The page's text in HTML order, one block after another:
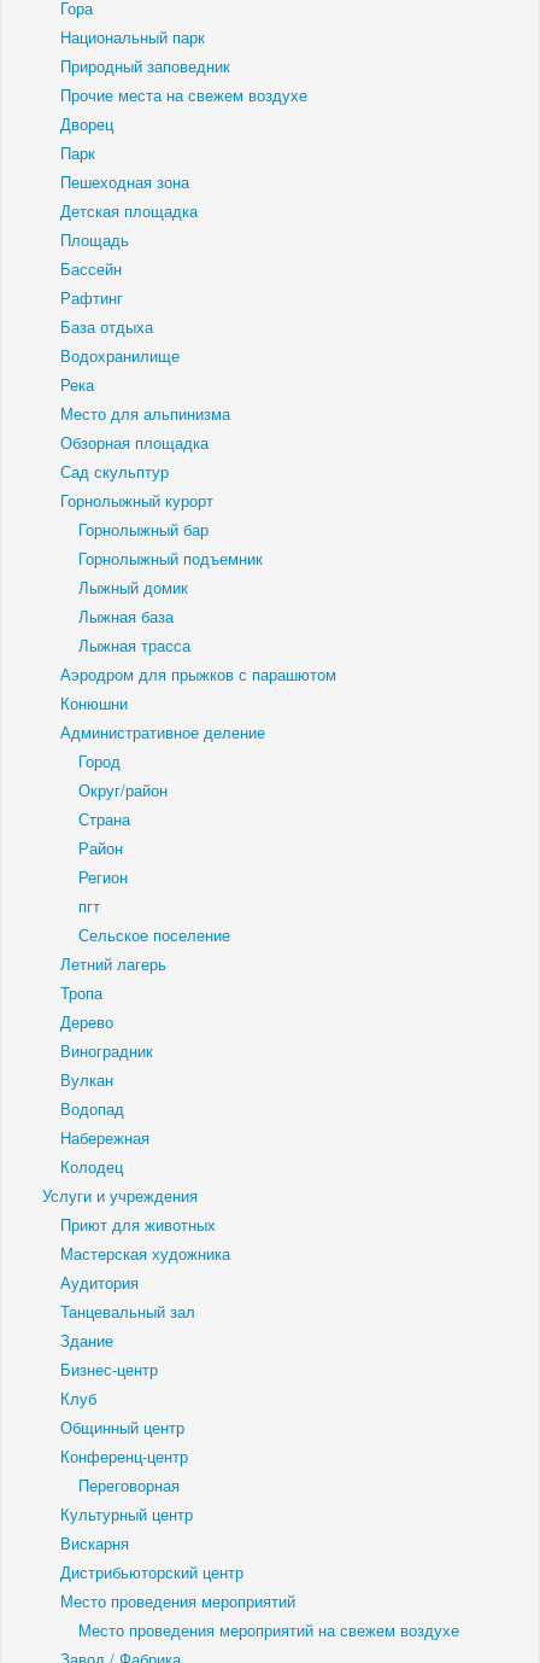
Гора
Национальный парк
Природный заповедник
Прочие места на свежем воздухе
Дворец
Парк
Пешеходная зона
Детская площадка
Площадь
Бассейн
Рафтинг
База отдыха
Водохранилище
Река
Место для альпинизма
Обзорная площадка
Сад скульптур
Горнолыжный курорт
Горнолыжный бар
Горнолыжный подъемник
Лыжный домик
Лыжная база
Лыжная трасса
Аэродром для прыжков с парашютом
Конюшни
Административное деление
Город
Округ/район
Страна
Район
Регион
пгт
Сельское поселение
Летний лагерь
Тропа
Дерево
Виноградник
Вулкан
Водопад
Набережная
Колодец
Услуги и учреждения
Приют для животных
Мастерская художника
Аудитория
Танцевальный зал
Здание
Бизнес-центр
Клуб
Общинный центр
Конференц-центр
Переговорная
Культурный центр
Вискарня
Дистрибьюторский центр
Место проведения мероприятий
Место проведения мероприятий на свежем воздухе